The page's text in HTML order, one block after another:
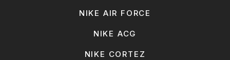
NIKE AIR FORCE
NIKE ACG
NIKE CORTEZ